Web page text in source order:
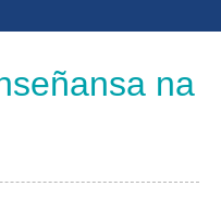
na